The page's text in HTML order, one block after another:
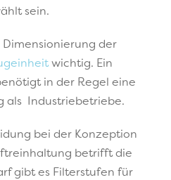
sein.
der
wichtig. Ein
in der Regel eine
als Industriebetriebe.
bei der Konzeption
betrifft die
gibt es Filterstufen für